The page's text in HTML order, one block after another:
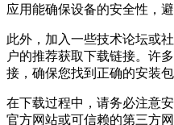
应用能确保设备的安全性，
此外，加入一些技术论坛或
户的推荐获取下载链接。许
接，确保您找到正确的安装包
在下载过程中，请务必注意
官方网站或可信赖的第三方